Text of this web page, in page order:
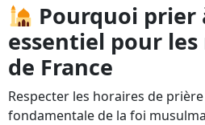
Pourquoi prier
essentiel pour
de France
Respecter les horaires de
fondamentale de la foi